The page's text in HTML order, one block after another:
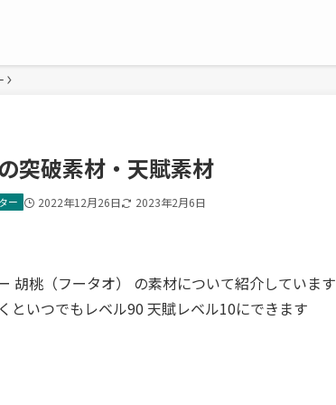
突破素材・天賦素材
ー 2022年12月26日 2023年2月6日
胡桃（フータオ） の素材について紹介しています
といつでもレベル90 天賦レベル10にできます